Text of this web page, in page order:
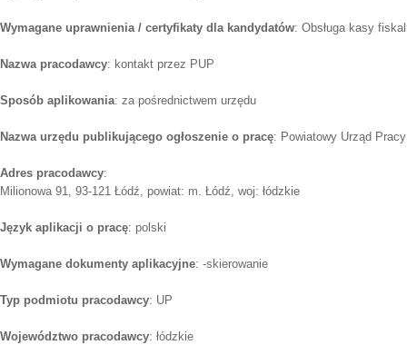
Wymagane uprawnienia / certyfikaty dla kandydatów: Obsługa kasy
Nazwa pracodawcy: kontakt przez PUP
Sposób aplikowania: za pośrednictwem urzędu
Nazwa urzędu publikującego ogłoszenie o pracę: Powiatowy Urząd
Adres pracodawcy:
Milionowa 91, 93-121 Łódź, powiat: m. Łódź, woj: łódzkie
Język aplikacji o pracę: polski
Wymagane dokumenty aplikacyjne: -skierowanie
Typ podmiotu pracodawcy: UP
Województwo pracodawcy: łódzkie